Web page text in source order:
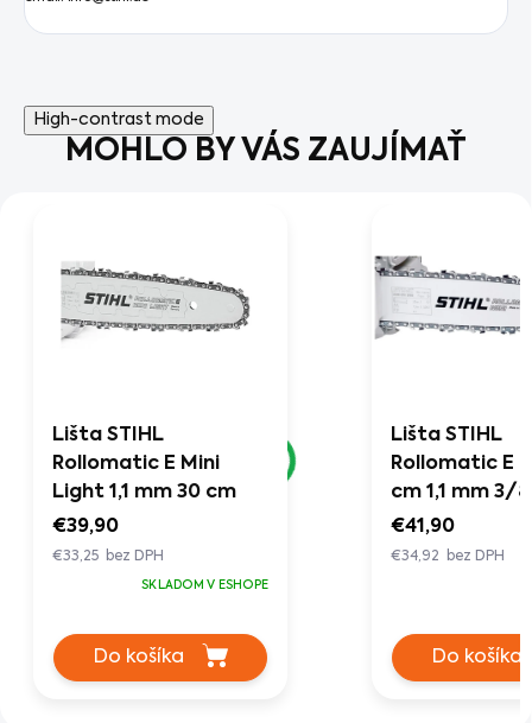
High-contrast mode
MOHLO BY VÁS ZAUJÍMAŤ
Lišta STIHL
Rollomatic E Mini
Light 1,1 mm 30 cm
€39,90
€33,25 bez DPH
SKLADOM V ESHOPE
Do košíka
Lišta STIHL
Rollomatic E
cm 1,1 mm 3/8
€41,90
€34,92 bez DPH
Do košíka